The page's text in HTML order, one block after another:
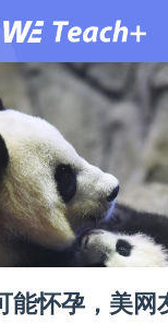
能怀孕，美网